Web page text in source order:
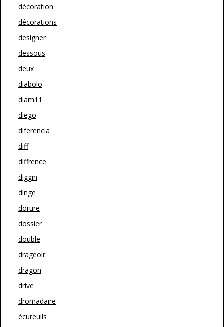
décoration
décorations
designer
dessous
deux
diabolo
diam11
diego
diferencia
diff
diffrence
diggin
dinge
dorure
dossier
double
drageoir
dragon
drive
dromadaire
écureuils